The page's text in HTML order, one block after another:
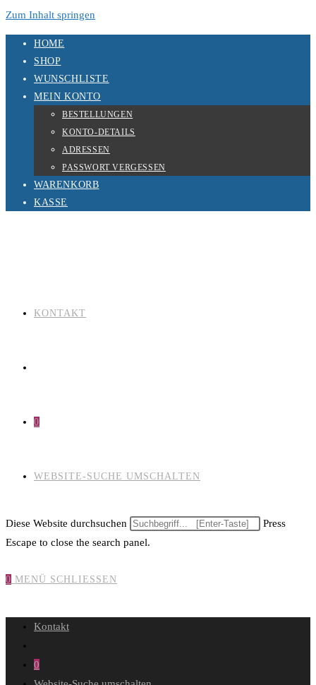
Zum Inhalt springen
HOME
SHOP
WUNSCHLISTE
MEIN KONTO
BESTELLUNGEN
KONTO-DETAILS
ADRESSEN
PASSWORT VERGESSEN
WARENKORB
KASSE
KONTAKT
0
WEBSITE-SUCHE UMSCHALTEN
Diese Website durchsuchen
Press
Escape to close the search panel.
0 MENÜ SCHLIESSEN
Kontakt
0